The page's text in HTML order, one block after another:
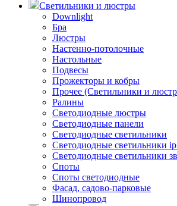
Светильники и люстры
Downlight
Бра
Люстры
Настенно-потолочные
Настольные
Подвесы
Прожекторы и кобры
Прочее (Светильники и
Ралины
Светодиодные люстры
Светодиодные панели
Светодиодные светильники
Светодиодные светильники
Светодиодные светильники
Споты
Споты светодиодные
Фасад, садово-парковые
Шинопровод